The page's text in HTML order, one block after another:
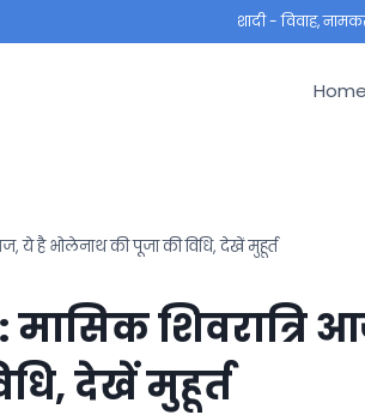
शादी - विवाह,
Home
ये है भोलेनाथ की पूजा की विधि, देखें मुहूर्त
शिवरात्रि
देखें मुहूर्त